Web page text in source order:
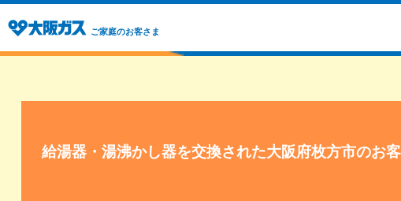
ご家庭のお客さま
給湯器・湯沸かし器を交換された大阪府枚方市のお